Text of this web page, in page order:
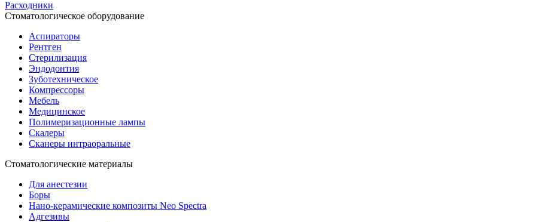
Расходники
Стоматологическое оборудование
Аспираторы
Рентген
Стерилизация
Эндодонтия
Зуботехническое
Компрессоры
Мебель
Медицинское
Полимеризационные лампы
Скалеры
Сканеры интраоральные
Стоматологические материалы
Для анестезии
Боры
Нано-керамические композиты Neo Spectra
Адгезивы